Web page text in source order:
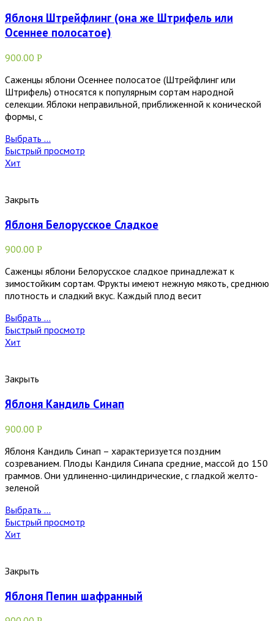
Яблоня Штрейфлинг (она же Штрифель или
Осеннее полосатое)
900.00 Р
Саженцы яблони Осеннее полосатое (Штрейфлинг или
Штрифель) относятся к популярным сортам народной
селекции. Яблоки неправильной, приближенной к конической
формы, с
Выбрать ...
Быстрый просмотр
Хит
Закрыть
Яблоня Белорусское Сладкое
900.00 Р
Саженцы яблони Белорусское сладкое принадлежат к
зимостойким сортам. Фрукты имеют нежную мякоть, среднюю
плотность и сладкий вкус. Каждый плод весит
Выбрать ...
Быстрый просмотр
Хит
Закрыть
Яблоня Кандиль Синап
900.00 Р
Яблоня Кандиль Синап – характеризуется поздним
созреванием. Плоды Кандиля Синапа средние, массой до 150
граммов. Они удлиненно-цилиндрические, с гладкой желто-
зеленой
Выбрать ...
Быстрый просмотр
Хит
Закрыть
Яблоня Пепин шафранный